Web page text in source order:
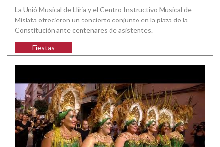
La Unió Musical de Llíria y el Centro Instructivo Musical de
Mislata ofrecieron un concierto conjunto en la plaza de la
Constitución ante centenares de asistentes.
Fiestas